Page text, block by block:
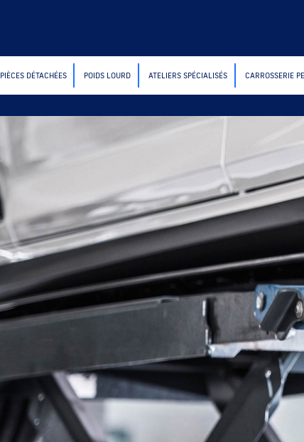
PIÈCES DÉTACHÉES POIDS LOURD ATELIERS SPÉCIALISÉS CARROSSERIE